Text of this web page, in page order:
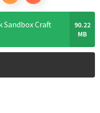
Sandbox Craft
90.22
MB